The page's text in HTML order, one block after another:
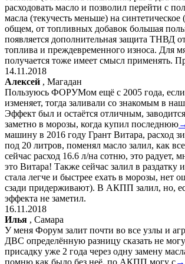
расходовать масло и позволил перейти с
масла (текучесть меньше) на
общем, от топливных добавок большая
появляется дополнительная защита ТНВД
топлива и преждевременного износа. Для
получается тоже имеет смысл применять.
14.11.2018
Алексей , Магадан
Пользуюсь ФОРУМом ещё с 2005 года, если
изменяет, тогда заливали со знакомым в
Эффект был и остаётся отличным,
заметно в морозы, когда купил последнюю
машину в 2016 году Грант Витара, расход
под 20 литров, поменял масло залил, как
сейчас расход 16.6 л/на сотню, это радует,
это Витара! Также сейчас залил в
стала легче и быстрее ехать в морозы, нет
сзади придерживают). В АКПП залил, но,
эффекта не заметил.
16.11.2018
Илья , Самара
У меня Форум залит почти во все узлы и
ДВС определённую разницу сказать не
присадку уже 2 года через одну замену
помню как было без неё, по АКПП могу с→